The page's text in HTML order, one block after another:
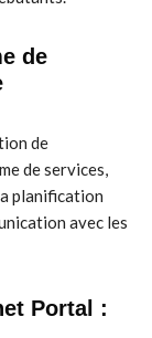
de
de
de services,
planification
avec les
Portal :